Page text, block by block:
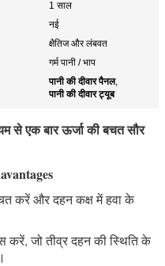
1 साल
नई
क्षैतिज और लंबवत
गर्म पानी / भाप
पानी की दीवार पैनल,
पानी की दीवार ट्यूब
से एक बार ऊर्जा की बचत सौर
करें और दहन कक्ष में हवा के
करें, जो तीव्र दहन की स्थिति के